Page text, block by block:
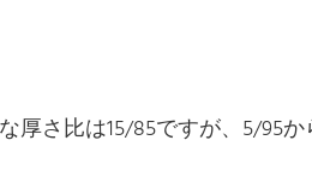
厚さ比は15/85ですが、5/95